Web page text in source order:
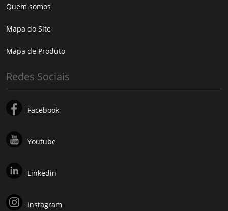
Quem somos
Mapa do Site
Mapa de Produto
Redes Sociais
Facebook
Youtube
Linkedin
Instagram